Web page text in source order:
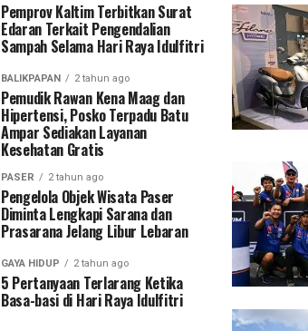
Pemprov Kaltim Terbitkan Surat
Edaran Terkait Pengendalian
Sampah Selama Hari Raya Idulfitri
BALIKPAPAN 2 tahun ago
Pemudik Rawan Kena Maag dan
Hipertensi, Posko Terpadu Batu
Ampar Sediakan Layanan
Kesehatan Gratis
PASER 2 tahun ago
Pengelola Objek Wisata Paser
Diminta Lengkapi Sarana dan
Prasarana Jelang Libur Lebaran
GAYA HIDUP 2 tahun ago
5 Pertanyaan Terlarang Ketika
Basa-basi di Hari Raya Idulfitri